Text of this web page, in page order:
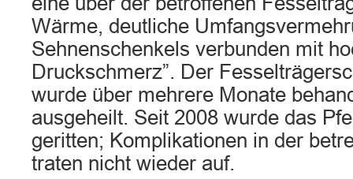
Wärme, deutliche
Sehnenschenkels verbunden mit
Druckschmerz”. Der
wurde über mehrere Monate
ausgeheilt. Seit 2008 wurde das
geritten; Komplikationen in der
traten nicht wieder auf.